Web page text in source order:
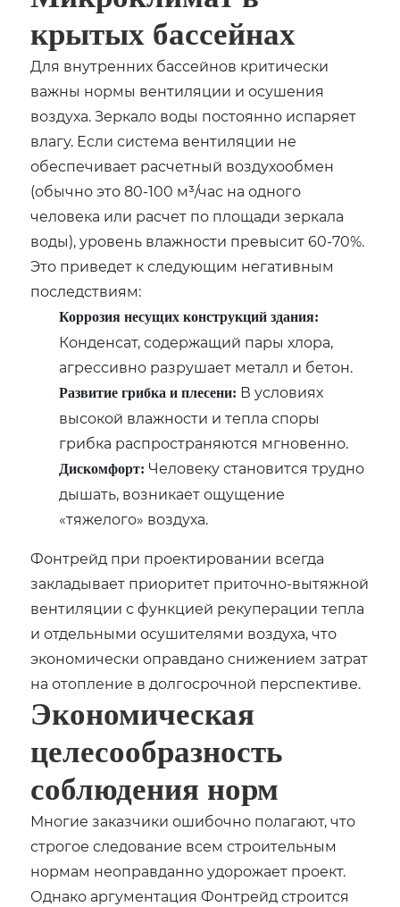
крытых бассейнах
Для внутренних бассейнов критически
важны нормы вентиляции и осушения
воздуха. Зеркало воды постоянно испаряет
влагу. Если система вентиляции не
обеспечивает расчетный воздухообмен
(обычно это 80-100 м³/час на одного
человека или расчет по площади зеркала
воды), уровень влажности превысит 60-70%.
Это приведет к следующим негативным
последствиям:
Коррозия несущих конструкций здания:
Конденсат, содержащий пары хлора,
агрессивно разрушает металл и бетон.
Развитие грибка и плесени: В условиях
высокой влажности и тепла споры
грибка распространяются мгновенно.
Дискомфорт: Человеку становится трудно
дышать, возникает ощущение
«тяжелого» воздуха.
Фонтрейд при проектировании всегда
закладывает приоритет приточно-вытяжной
вентиляции с функцией рекуперации тепла
и отдельными осушителями воздуха, что
экономически оправдано снижением затрат
на отопление в долгосрочной перспективе.
Экономическая
целесообразность
соблюдения норм
Многие заказчики ошибочно полагают, что
строгое следование всем строительным
нормам неоправданно удорожает проект.
Однако аргументация Фонтрейд строится